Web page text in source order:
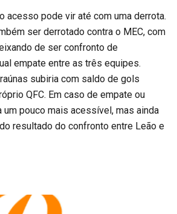
acesso pode vir até com uma derrota.
ser derrotado contra o MEC, com
de ser confronto de
empate entre as três equipes.
subiria com saldo de gols
QFC. Em caso de empate ou
um pouco mais acessível, mas ainda
resultado do confronto entre Leão e